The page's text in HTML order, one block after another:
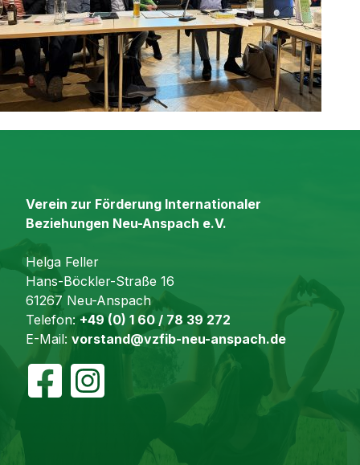
Verein zur Förderung Internationaler
Beziehungen Neu-Anspach e.V.
Helga Feller
Hans-Böckler-Straße 16
61267 Neu-Anspach
Telefon: +49 (0) 1 60 / 78 39 272
E-Mail: vorstand@vzfib-neu-anspach.de